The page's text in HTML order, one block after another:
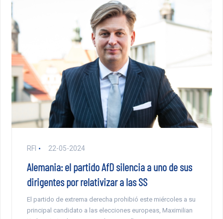
RFI 22-05-2024
Alemania: el partido AfD silencia a uno de sus
dirigentes por relativizar a las SS
El partido de extrema derecha prohibió este miércoles a su
principal candidato a las elecciones europeas, Maximilian